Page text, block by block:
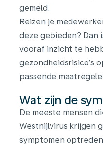
gemeld.
Reizen je
deze gebieden? Dan
vooraf inzicht te
gezondheidsrisico’s
passende
Wat zijn de
De meeste mensen
Westnijlvirus krijgen
symptomen